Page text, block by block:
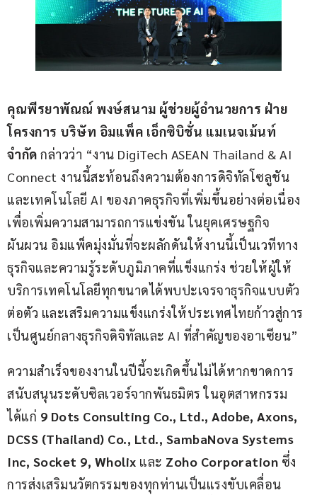
คุณพีรยาพัณณ์ พงษ์สนาม ผู้ช่วยผู้อำนวยการ ฝ่าย
โครงการ บริษัท อิมแพ็ค เอ็กซิบิชั่น แมเนจเม้นท์
จำกัด กล่าวว่า “งาน DigiTech ASEAN Thailand & AI
Connect งานนี้สะท้อนถึงความต้องการดิจิทัลโซลูชัน
และเทคโนโลยี AI ของภาคธุรกิจที่เพิ่มขึ้นอย่างต่อเนื่อง
เพื่อเพิ่มความสามารถการแข่งขัน ในยุคเศรษฐกิจ
ผันผวน อิมแพ็คมุ่งมั่นที่จะผลักดันให้งานนี้เป็นเวทีทาง
ธุรกิจและความรู้ระดับภูมิภาคที่แข็งแกร่ง ช่วยให้ผู้ให้
บริการเทคโนโลยีทุกขนาดได้พบปะเจรจาธุรกิจแบบตัว
ต่อตัว และเสริมความแข็งแกร่งให้ประเทศไทยก้าวสู่การ
เป็นศูนย์กลางธุรกิจดิจิทัลและ AI ที่สำคัญของอาเซียน”
ความสำเร็จของงานในปีนี้จะเกิดขึ้นไม่ได้หากขาดการ
สนับสนุนระดับซิลเวอร์จากพันธมิตร ในอุตสาหกรรม
ได้แก่ 9 Dots Consulting Co., Ltd., Adobe, Axons,
DCSS (Thailand) Co., Ltd., SambaNova Systems
Inc, Socket 9, Wholix และ Zoho Corporation ซึ่ง
การส่งเสริมนวัตกรรมของทุกท่านเป็นแรงขับเคลื่อน